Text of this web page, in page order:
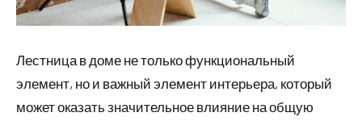
Лестница в доме не только функциональный
элемент, но и важный элемент интерьера, который
может оказать значительное влияние на общую